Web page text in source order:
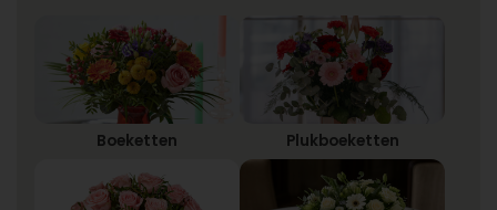
Boeketten Plukboeketten